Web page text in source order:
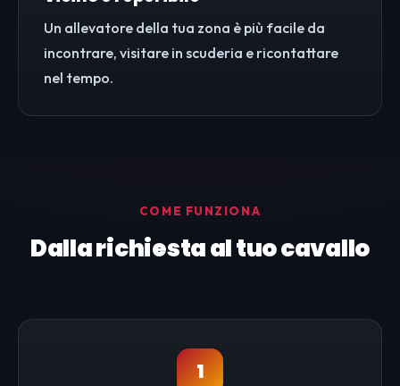
Un allevatore della tua zona è più facile da
incontrare, visitare in scuderia e ricontattare
nel tempo.
COME FUNZIONA
Dalla richiesta al tuo cavallo
1